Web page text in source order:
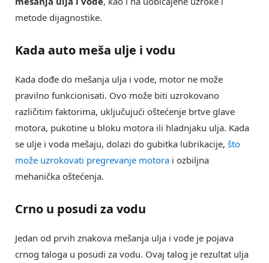
metode dijagnostike.
Kada auto meša ulje i vodu
Kada dođe do mešanja ulja i vode, motor ne može
pravilno funkcionisati. Ovo može biti uzrokovano
različitim faktorima, uključujući oštećenje brtve glave
motora, pukotine u bloku motora ili hladnjaku ulja. Kada
se ulje i voda mešaju, dolazi do gubitka lubrikacije, što
može uzrokovati pregrevanje motora i ozbiljna
mehanička oštećenja.
Crno u posudi za vodu
Jedan od prvih znakova mešanja ulja i vode je pojava
crnog taloga u posudi za vodu. Ovaj talog je rezultat ulja